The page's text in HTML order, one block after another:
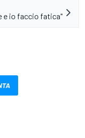
e io faccio fatica"